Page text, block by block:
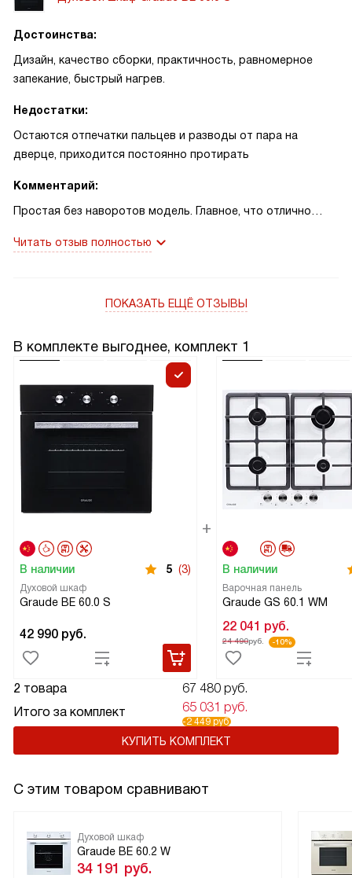
Достоинства:
Дизайн, качество сборки, практичность, равномерное
запекание, быстрый нагрев.
Недостатки:
Остаются отпечатки пальцев и разводы от пара на
дверце, приходится постоянно протирать
Комментарий:
Простая без наворотов модель. Главное, что отлично
вкусные блюда, что радует меня и мою семью.
Читать отзыв полностью
ПОКАЗАТЬ ЕЩЁ ОТЗЫВЫ
В комплекте выгоднее, комплект 1
В наличии 5 (3)
Духовой шкаф
Graude BE 60.0 S
42 990 руб.
В наличии
Варочная панель
Graude GS 60.1 WM
22 041 руб.
24 490руб. -10%
2 товара
67 480 руб.
Итого за комплект
65 031 руб.
-2 449 руб.
КУПИТЬ КОМПЛЕКТ
С этим товаром сравнивают
Духовой шкаф
Graude BE 60.2 W
34 191 руб.